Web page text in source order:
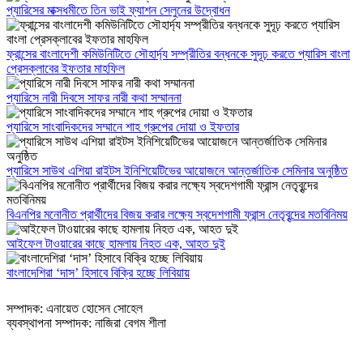
প্যারিসের মাক্সধমীতে তিন ভাই ফ্যাশন সেলুনের উদ্বোধন
ফ্রান্সের বাংলাদেশী কমিউনিটিতে সৌহার্দ্য সম্প্রীতির বন্ধনকে সুদূঢ় করতে প্যারিস বাংলা
প্রেসক্লাবের ইফতার মাহফিল
প্যারিসে নারী দিবসে সাফর নারী কথা সম্মাননা
প্যারিসে সাংবাদিকদের সম্মানে শাহ গ্রুপের দোয়া ও ইফতার
প্যারিসে সাউথ এশিয়া রাইটস ইনিশিয়েটিভের আয়োজনে আন্তর্জাতিক সেমিনার অনুষ্ঠিত
বিএনপির মনোনীত প্রার্থীদের বিজয় করার লক্ষ্যে স্বদেশগামী ফ্রান্স নেতৃবৃন্দের মতবিনিময়
আইফেল টাওয়ারের কাছে হামলায় নিহত এক, আহত দুই
বাংলাদেশিরা ‘দাস’ হিসাবে বিক্রি হচ্ছে লিবিয়ায়
সম্পাদক: এনায়েত হোসেন সোহেল
ব্যবস্থাপনা সম্পাদক: নাজিরা বেগম শীলা